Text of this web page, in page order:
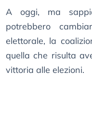
A oggi, ma
potrebbero
elettorale, la
quella che risulta
vittoria alle elezioni.